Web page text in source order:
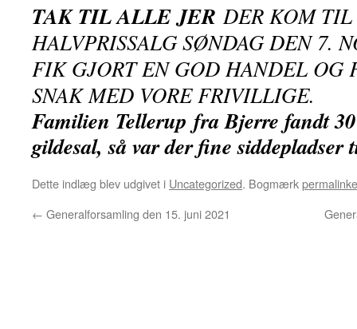
TAK TIL ALLE JERDER KOM TIL
HALVPRISSALG SØNDAG DEN 7.
FIK GJORT EN GOD HANDEL OG
SNAK MED VORE FRIVILLIGE.
Familien Tellerup fra Bjerre fandt
gildesal, så var der fine siddepladser
Dette indlæg blev udgivet i Uncategorized. Bogmærk
← Generalforsamling den 15. juni 2021